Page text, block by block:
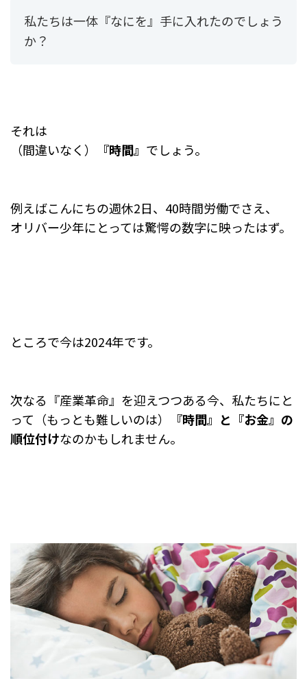
私たちは一体『なにを』手に入れたのでしょう
か？
それは
（間違いなく）
『時間』 でしょう。
例えばこんにちの週休2日、40時間労働でさえ、
オリバー少年にとっては驚愕の数字に映ったはず。
ところで今は2024年です。
次なる『産業革命』を迎えつつある今、 私たちにと
って（もっとも難しいのは）
『時間』と『お金』の
順位付けなのかもしれません。